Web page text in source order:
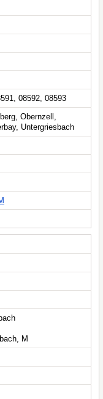
08592, 08593
Obernzell,
Untergriesbach
M